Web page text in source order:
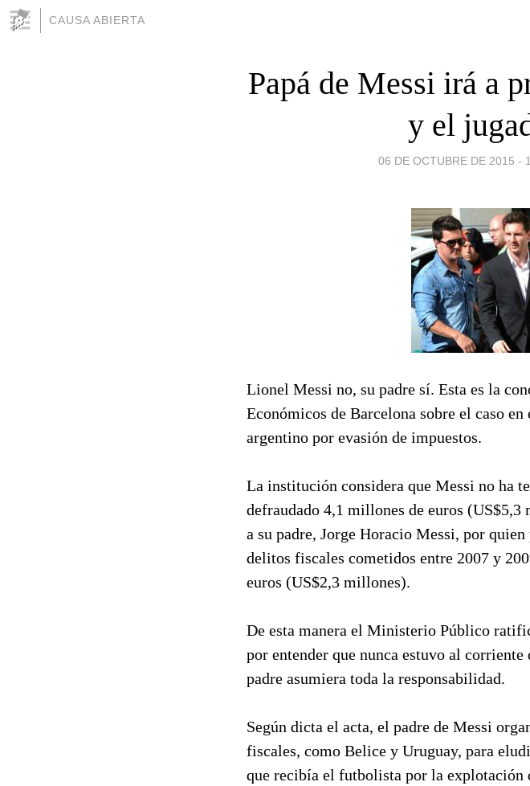
CAUSA ABIERTA
Papá de Messi irá a
y el
06 DE OCTUBRE DE 2015 -
Lionel Messi no, su padre sí. Esta es la
Económicos de Barcelona sobre el caso
argentino por evasión de impuestos.
La institución considera que Messi no ha
defraudado 4,1 millones de euros
a su padre, Jorge Horacio Messi, por
delitos fiscales cometidos entre 2007 y
euros (US$2,3 millones).
De esta manera el Ministerio Público
por entender que nunca estuvo al corriente
padre asumiera toda la responsabilidad.
Según dicta el acta, el padre de Messi
fiscales, como Belice y Uruguay, para
que recibía el futbolista por la explotación